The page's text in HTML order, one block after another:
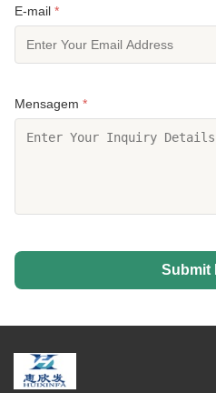
E-mail *
Mensagem *
Submit